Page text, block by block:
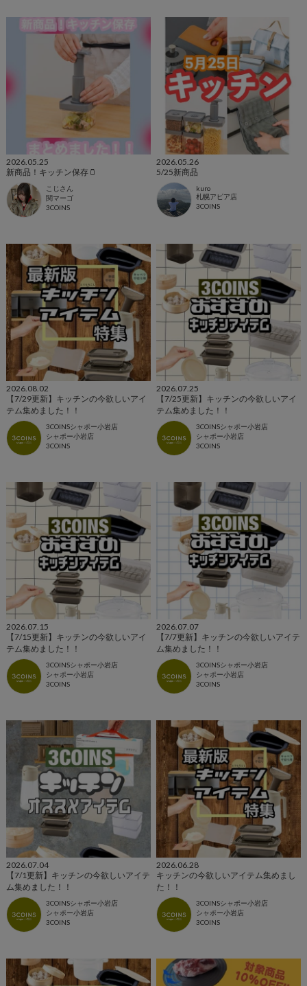
2026.05.25
新商品！キッチン保存🫙
こじさん
関マーゴ
3COINS
2026.05.26
5/25新商品
kuro
札幌アピア店
3COINS
2026.08.02
【7/29更新】キッチンの今欲しいアイ
テム集めました！！
3COINSシャポー小岩店
シャポー小岩店
3COINS
2026.07.25
【7/25更新】キッチンの今欲しいアイ
テム集めました！！
3COINSシャポー小岩店
シャポー小岩店
3COINS
2026.07.15
【7/15更新】キッチンの今欲しいアイ
テム集めました！！
3COINSシャポー小岩店
シャポー小岩店
3COINS
2026.07.07
【7/7更新】キッチンの今欲しいアイテ
ム集めました！！
3COINSシャポー小岩店
シャポー小岩店
3COINS
2026.07.04
【7/1更新】キッチンの今欲しいアイテ
ム集めました！！
3COINSシャポー小岩店
シャポー小岩店
3COINS
2026.06.28
キッチンの今欲しいアイテム集めまし
た！！
3COINSシャポー小岩店
シャポー小岩店
3COINS